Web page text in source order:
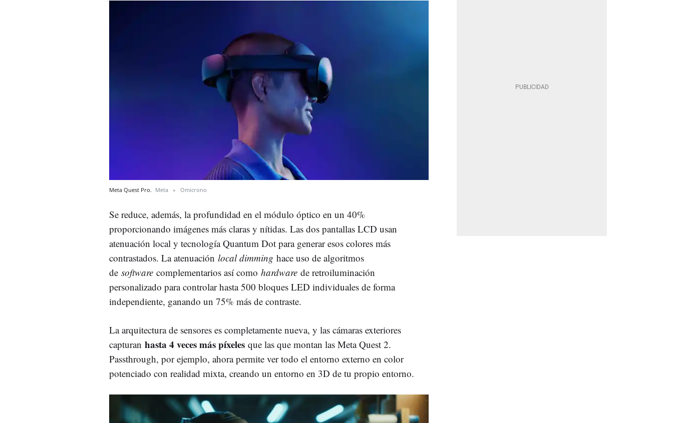
Meta Quest Pro. Meta Omicrono
Se reduce, además, la profundidad en el módulo óptico en un 40%
proporcionando imágenes más claras y nítidas. Las dos pantallas LCD usan
atenuación local y tecnología Quantum Dot para generar esos colores más
contrastados. La atenuación local dimming hace uso de algoritmos
de software complementarios así como hardware de retroiluminación
personalizado para controlar hasta 500 bloques LED individuales de forma
independiente, ganando un 75% más de contraste.
La arquitectura de sensores es completamente nueva, y las cámaras exteriores
capturan hasta 4 veces más píxeles que las que montan las Meta Quest 2.
Passthrough, por ejemplo, ahora permite ver todo el entorno externo en color
potenciado con realidad mixta, creando un entorno en 3D de tu propio entorno.